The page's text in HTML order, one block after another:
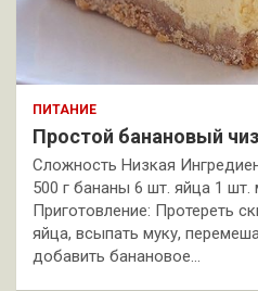
ПИТАНИЕ
Простой банановый
Сложность Низкая
500 г бананы 6 шт. яйца 1 шт.
Приготовление: Протереть
яйца, всыпать муку,
добавить банановое…